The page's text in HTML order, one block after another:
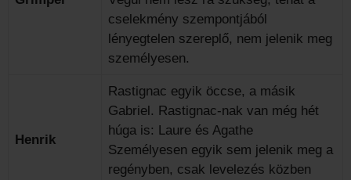
cselekmény szempontjából
lényegtelen szereplő, nem jelenik meg
személyesen.
Henrik
Rastignac egyik öccse, a másik
Gabriel. Rastignac-nak van még hét
húga is: Laure és Agathe
Személyesen egyik sem jelenik meg a
regényben, csak levelezés közben